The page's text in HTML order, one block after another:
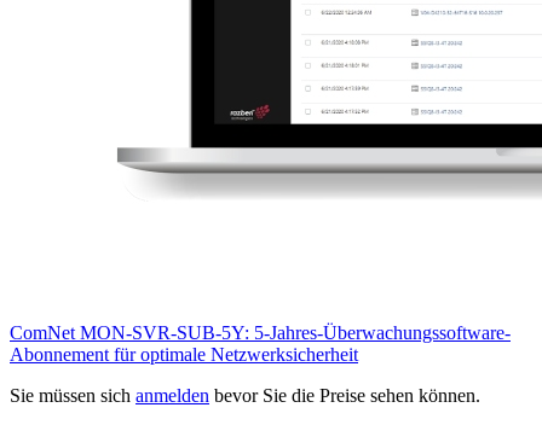
ComNet MON-SVR-SUB-5Y: 5-Jahres-Überwachungssoftware-
Abonnement für optimale Netzwerksicherheit
Sie müssen sich anmelden bevor Sie die Preise sehen können.